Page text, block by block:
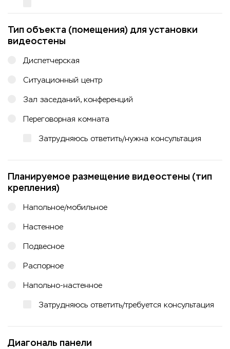
Тип объекта (помещения) для установки
видеостены
Диспетчерская
Ситуационный центр
Зал заседаний, конференций
Переговорная комната
Затрудняюсь ответить/нужна консультация
Планируемое размещение видеостены (тип
крепления)
Напольное/мобильное
Настенное
Подвесное
Распорное
Напольно-настенное
Затрудняюсь ответить/требуется консультация
Диагональ панели